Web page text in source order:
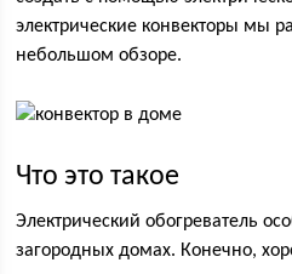
электрические конвекторы мы
небольшом обзоре.
Что это такое
Электрический обогреватель
загородных домах. Конечно,